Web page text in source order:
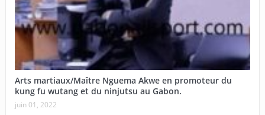
Arts martiaux/Maître Nguema Akwe en promoteur du
kung fu wutang et du ninjutsu au Gabon.
juin 01, 2022